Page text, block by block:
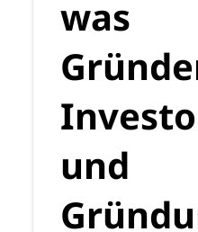
was
und